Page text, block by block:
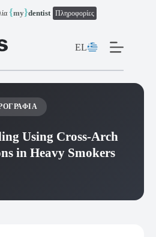
{my}dentist Πληροφορίες
EL
Using Cross-Arch
in Heavy Smokers